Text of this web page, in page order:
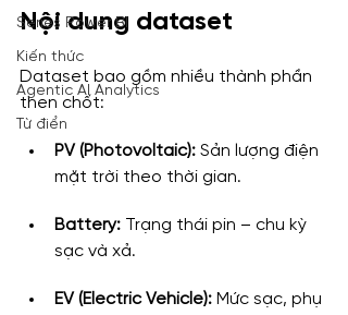
Series Power BI
Kiến thức
Agentic AI Analytics
Từ điển
Nội dung dataset
Dataset bao gồm nhiều thành phần
then chốt:
PV (Photovoltaic): Sản lượng điện
mặt trời theo thời gian.
Battery: Trạng thái pin – chu kỳ
sạc và xả.
EV (Electric Vehicle): Mức sạc, phụ